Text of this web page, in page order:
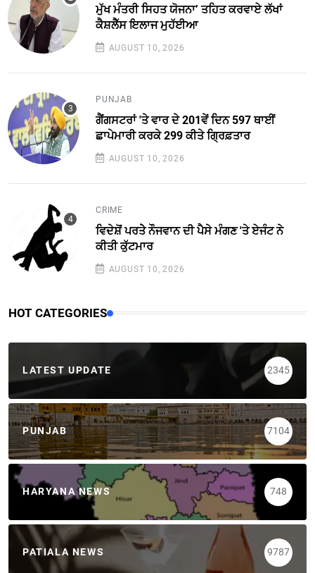
ਮੁੱਖ ਮੰਤਰੀ ਸਿਹਤ ਯੋਜਨਾ’ ਤਹਿਤ ਕਰਵਾਏ ਲੱਖਾਂ
ਕੈਸ਼ਲੈੱਸ ਇਲਾਜ ਮੁਹੱਈਆ
AUGUST 10, 2026
PUNJAB
ਗੈਂਗਸਟਰਾਂ 'ਤੇ ਵਾਰ ਦੇ 201ਵੇਂ ਦਿਨ 597 ਥਾਈਂ
ਛਾਪੇਮਾਰੀ ਕਰਕੇ 299 ਕੀਤੇ ਗ੍ਰਿਫ਼ਤਾਰ
AUGUST 10, 2026
CRIME
ਵਿਦੇਸ਼ੋਂ ਪਰਤੇੇ ਨੌਜਵਾਨ ਦੀ ਪੈਸੇ ਮੰਗਣ 'ਤੇ ਏਜੰਟ ਨੇ
ਕੀਤੀ ਕੁੱਟਮਾਰ
AUGUST 10, 2026
HOT CATEGORIES
LATEST UPDATE 2345
PUNJAB 7104
HARYANA NEWS 748
PATIALA NEWS 9787